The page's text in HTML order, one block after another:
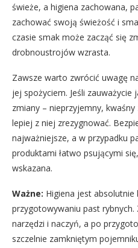
świeże, a higiena zachowana,
zachować swoją świeżość i
czasie smak może zacząć się
drobnoustrojów wzrasta.
Zawsze warto zwrócić uwagę
jej spożyciem. Jeśli zauważycie
zmiany – nieprzyjemny,
lepiej z niej zrezygnować.
najważniejsze, a w przypadku
produktami łatwo psującymi
wskazana.
Ważne: Higiena jest absolutnie
przygotowywaniu past rybnych.
narzędzi i naczyń, a po
szczelnie zamkniętym